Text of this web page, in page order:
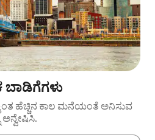
ಬಾಡಿಗೆಗಳು
ಹೆಚ್ಚಿನ ಕಾಲ ಮನೆಯಂತೆ ಅನಿಸುವ